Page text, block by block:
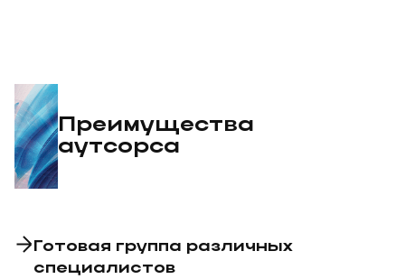
Преимущества
аутсорса
Готовая группа различных
специалистов